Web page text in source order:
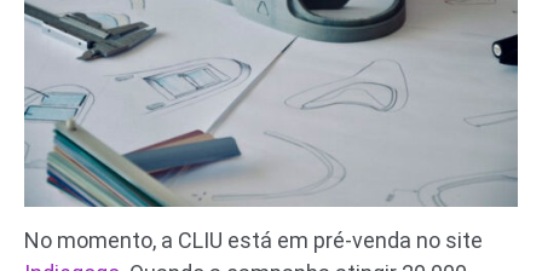
No momento, a CLIU está em pré-venda no site